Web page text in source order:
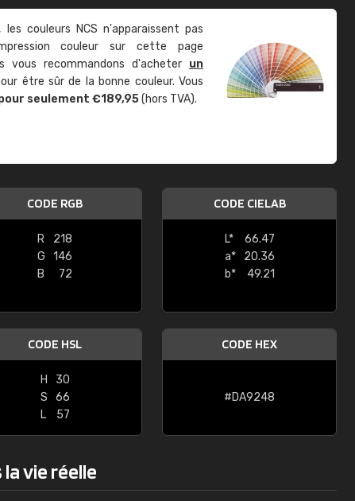
couleurs NCS n'apparaissent pas
couleur sur cette page
recommandons d'acheter un
être sûr de la bonne couleur. Vous
seulement €189,95(hors TVA).
CODE RGB
R
218
G
146
B
72
CODE CIELAB
L*
66.47
a*
20.36
b*
49.21
CODE HSL
H
30
S
66
L
57
CODE HEX
#DA9248
la vie réelle
"Le site ne permet pas de voir clairement quels
sont les produits disponibles. Il y a plusieurs
palettes de couleurs: Classic, Design, etc. On ne
comprend pas qui est quoi. La livraison s'est
bien passé et le produit reçu me convient."